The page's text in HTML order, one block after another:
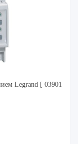
Legrand [ 03901